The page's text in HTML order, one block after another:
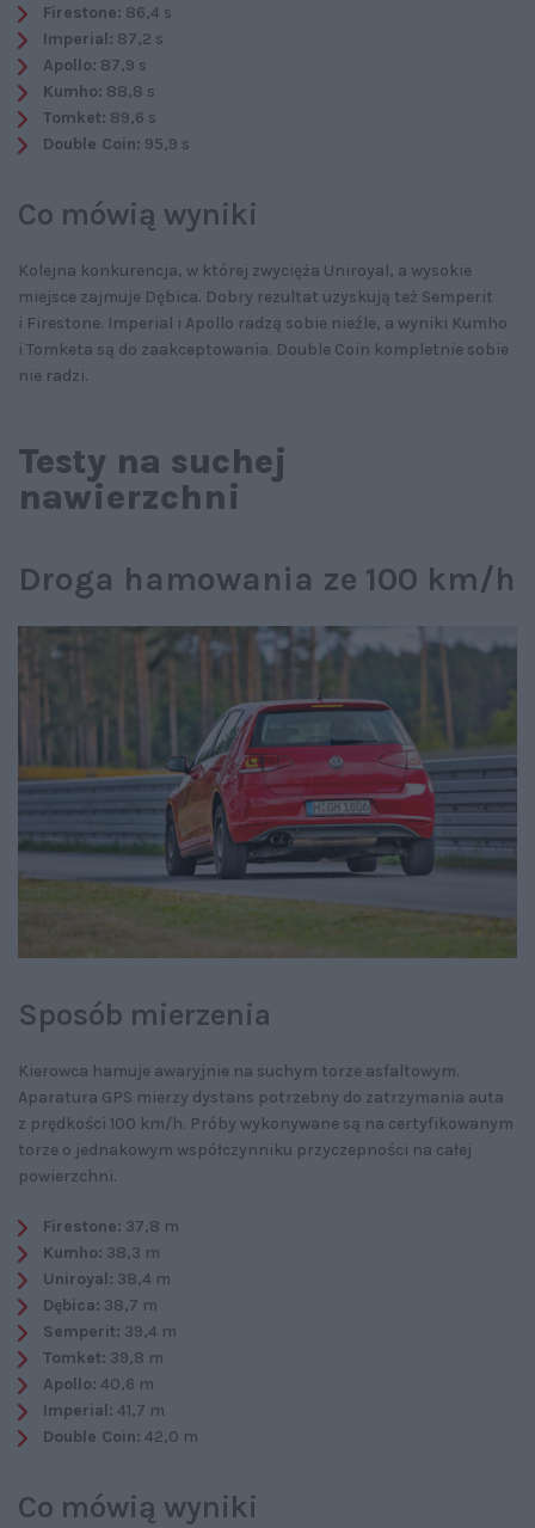
Firestone: 86,4 s
Imperial: 87,2 s
Apollo: 87,9 s
Kumho: 88,8 s
Tomket: 89,6 s
Double Coin: 95,9 s
Co mówią wyniki
Kolejna konkurencja, w której zwycięża Uniroyal, a wysokie
miejsce zajmuje Dębica. Dobry rezultat uzyskują też Semperit
i Firestone. Imperial i Apollo radzą sobie nieźle, a wyniki Kumho
i Tomketa są do zaakceptowania. Double Coin kompletnie sobie
nie radzi.
Testy na suchej
nawierzchni
Droga hamowania ze 100 km/h
Sposób mierzenia
Kierowca hamuje awaryjnie na suchym torze asfaltowym.
Aparatura GPS mierzy dystans potrzebny do zatrzymania auta
z prędkości 100 km/h. Próby wykonywane są na certyfikowanym
torze o jednakowym współczynniku przyczepności na całej
powierzchni.
Firestone: 37,8 m
Kumho: 38,3 m
Uniroyal: 38,4 m
Dębica: 38,7 m
Semperit: 39,4 m
Tomket: 39,8 m
Apollo: 40,6 m
Imperial: 41,7 m
Double Coin: 42,0 m
Co mówią wyniki